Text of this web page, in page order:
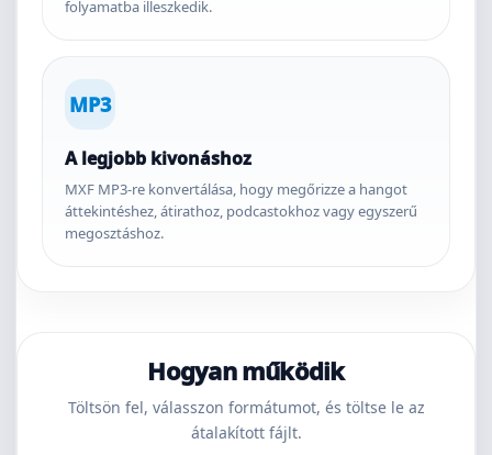
folyamatba illeszkedik.
MP3
A legjobb kivonáshoz
MXF MP3-re konvertálása, hogy megőrizze a hangot
áttekintéshez, átirathoz, podcastokhoz vagy egyszerű
megosztáshoz.
Hogyan működik
Töltsön fel, válasszon formátumot, és töltse le az
átalakított fájlt.